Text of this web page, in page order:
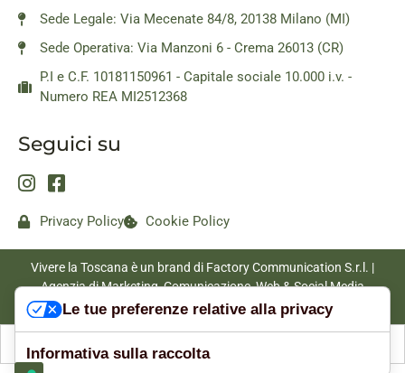
Sede Legale: Via Mecenate 84/8, 20138 Milano (MI)
Sede Operativa: Via Manzoni 6 - Crema 26013 (CR)
P.I e C.F. 10181150961 - Capitale sociale 10.000 i.v. -
Numero REA MI2512368
Seguici su
Privacy Policy Cookie Policy
Vivere la Toscana è un brand di Factory Communication S.r.l. |
Agenzia di Marketing, Comunicazione, Web & Social Media
|www.factorycommunication.it
Le tue preferenze relative alla privacy
Informativa sulla raccolta